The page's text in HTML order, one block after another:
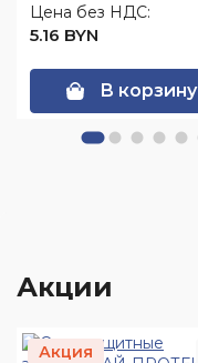
Цена без НДС:
5.16 BYN
В корзину
Акции
Акция